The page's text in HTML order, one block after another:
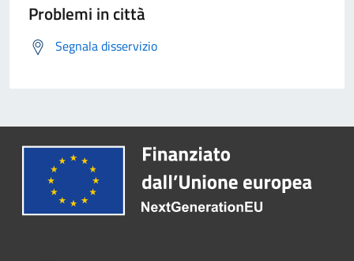
Problemi in città
Segnala disservizio